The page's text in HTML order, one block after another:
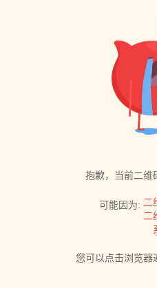
抱歉，当前二维
可能因为: 二
二
您可以点击浏览器